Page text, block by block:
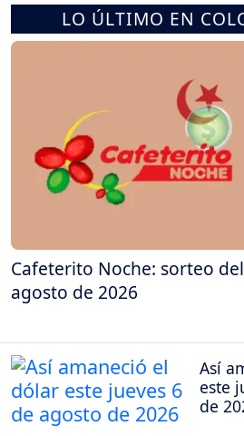
LO ÚLTIMO EN
Cafeterito Noche: sorteo
agosto de 2026
Así
este
de